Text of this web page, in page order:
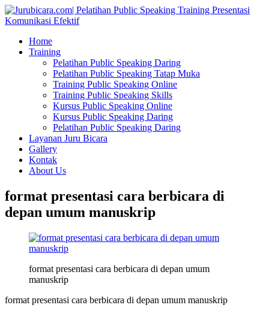
Home
Training
Pelatihan Public Speaking Daring
Pelatihan Public Speaking Tatap Muka
Training Public Speaking Online
Training Public Speaking Skills
Kursus Public Speaking Online
Kursus Public Speaking Daring
Pelatihan Public Speaking Daring
Layanan Juru Bicara
Gallery
Kontak
About Us
format presentasi cara berbicara di
depan umum manuskrip
format presentasi cara berbicara di depan umum
manuskrip
format presentasi cara berbicara di depan umum manuskrip